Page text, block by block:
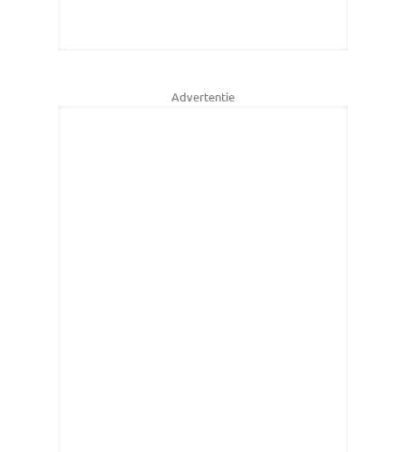
Advertentie